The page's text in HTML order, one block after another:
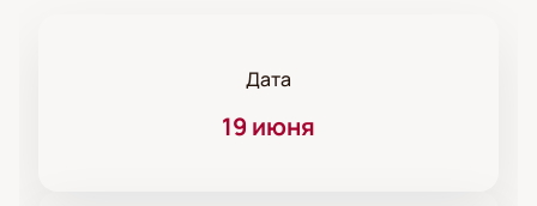
Дата
19 июня